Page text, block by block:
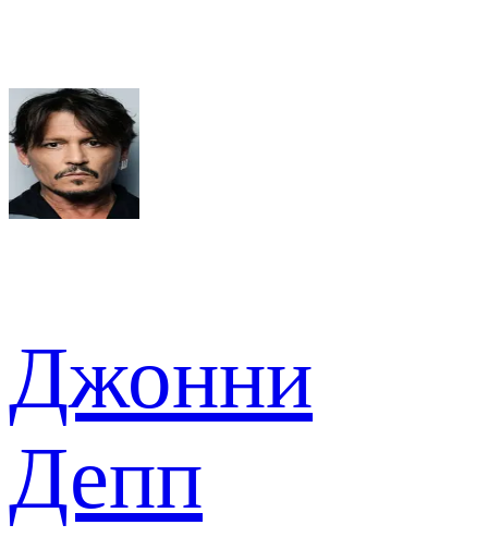
Джонни
Депп